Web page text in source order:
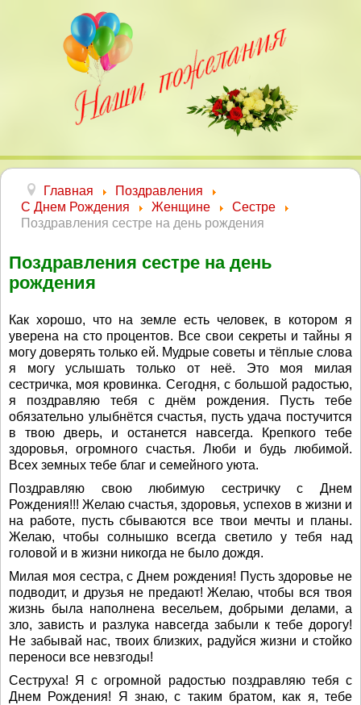
Главная
Поздравления
С Днем Рождения
Женщине
Сестре
Поздравления сестре на день рождения
Поздравления сестре на день
рождения
Как хорошо, что на земле есть человек, в котором я
уверена на сто процентов. Все свои секреты и тайны я
могу доверять только ей. Мудрые советы и тёплые слова
я могу услышать только от неё. Это моя милая
сестричка, моя кровинка. Сегодня, с большой радостью,
я поздравляю тебя с днём рождения. Пусть тебе
обязательно улыбнётся счастья, пусть удача постучится
в твою дверь, и останется навсегда. Крепкого тебе
здоровья, огромного счастья. Люби и будь любимой.
Всех земных тебе благ и семейного уюта.
Поздравляю свою любимую сестричку с Днем
Рождения!!! Желаю счастья, здоровья, успехов в жизни и
на работе, пусть сбываются все твои мечты и планы.
Желаю, чтобы солнышко всегда светило у тебя над
головой и в жизни никогда не было дождя.
Милая моя сестра, с Днем рождения! Пусть здоровье не
подводит, и друзья не предают! Желаю, чтобы вся твоя
жизнь была наполнена весельем, добрыми делами, а
зло, зависть и разлука навсегда забыли к тебе дорогу!
Не забывай нас, твоих близких, радуйся жизни и стойко
переноси все невзгоды!
Сеструха! Я с огромной радостью поздравляю тебя с
Днем Рождения! Я знаю, с таким братом, как я, тебе